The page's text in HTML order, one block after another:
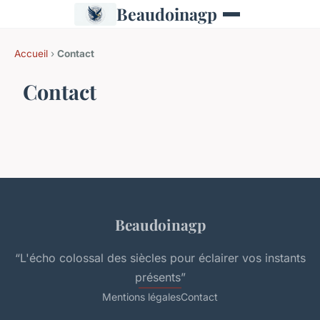
Beaudoinagp
Accueil › Contact
Contact
Beaudoinagp
“L'écho colossal des siècles pour éclairer vos instants
présents”
Mentions légalesContact